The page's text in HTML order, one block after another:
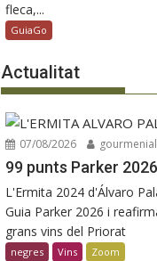
fleca,...
GuiaGo
Actualitat
07/08/2026
99 punts Parker
L'Ermita 2024 d'Álvaro
Guia Parker 2026 i
grans vins del Priorat
negres Vins Zoom